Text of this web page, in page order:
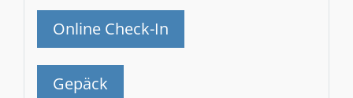
Online Check-In
Gepäck